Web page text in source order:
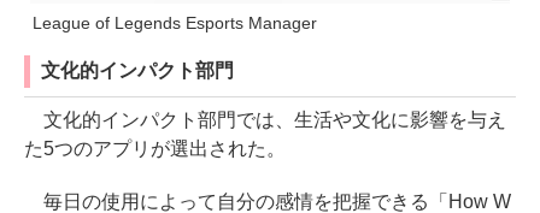
League of Legends Esports Manager
文化的インパクト部門
文化的インパクト部門では、生活や文化に影響を与え
た5つのアプリが選出された。
毎日の使用によって自分の感情を把握できる「How W